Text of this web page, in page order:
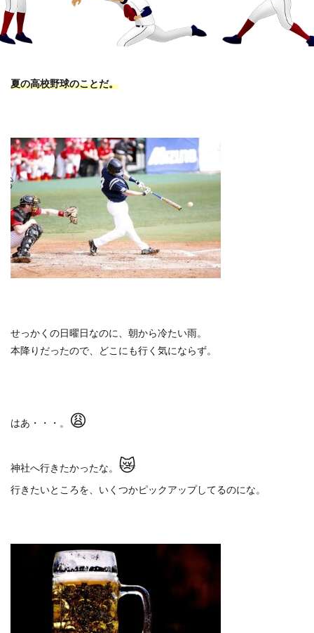
夏の高校野球のことだ。
せっかくの日曜日なのに、朝から冷たい雨。
本降りだったので、どこにも行く気にならず。
はあ・・・。 😩
神社へ行きたかったな。 😿
行きたいところを、いくつかピックアップしてるのにな。